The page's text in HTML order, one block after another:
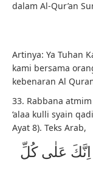
dalam Al-Qur’an
Artinya: Ya Tuhan
kami bersama
kebenaran Al
33. Rabbana
‘alaa kulli syain
Ayat 8). Teks Arab,
اِنَّكَ عَلٰى كُلِّ